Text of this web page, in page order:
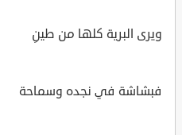
ويرى البرية كلها من طينِ
فبشاشة في نجده وسماحة